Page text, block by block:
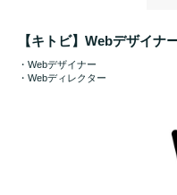
【キトビ】Webデザイナ
・Webデザイナー
・Webディレクター